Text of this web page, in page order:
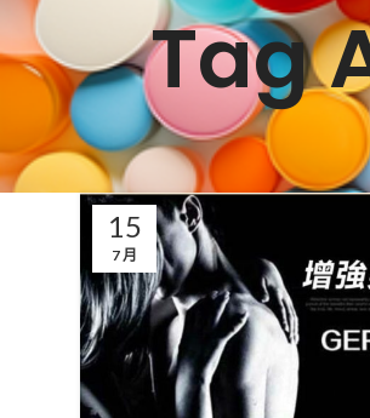
Tag
15
7 月